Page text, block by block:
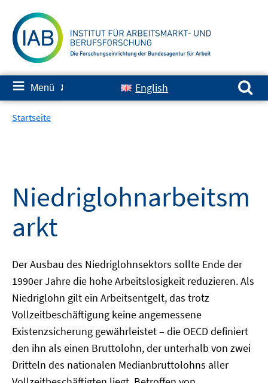
zum
Inhalt
≡ Menü ✘ English
Suchen nach:
Startseite
Niedriglohnarbeitsm
arkt
Der Ausbau des Niedriglohnsektors sollte Ende der
1990er Jahre die hohe Arbeitslosigkeit reduzieren. Als
Niedriglohn gilt ein Arbeitsentgelt, das trotz
Vollzeitbeschäftigung keine angemessene
Existenzsicherung gewährleistet – die OECD definiert
den ihn als einen Bruttolohn, der unterhalb von zwei
Dritteln des nationalen Medianbruttolohns aller